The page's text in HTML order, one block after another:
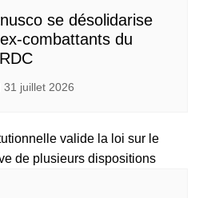
se désolidarise
combattants du
31 juillet 2026